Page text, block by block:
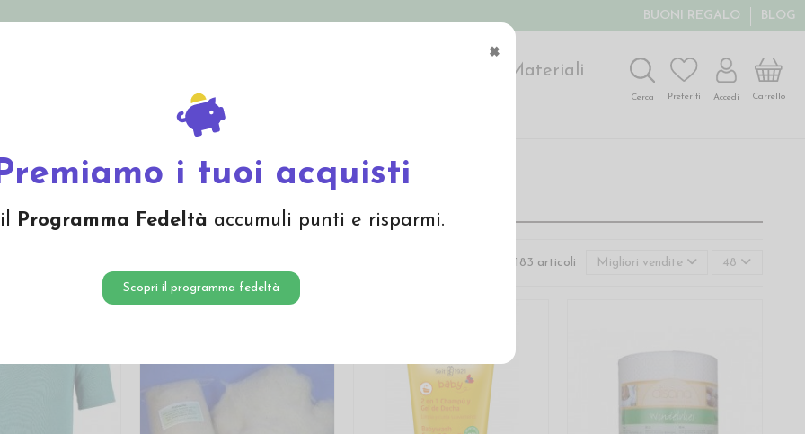
×
i tuoi acquisti
Programma Fedeltà accumuli punti e risparmi.
Scopri il programma fedeltà
BUONI REGALO BLOG
Materiali
Offerte
Cerca Preferiti Accedi Carrello
Visualizzati 49-96 su 1183 articoli Migliori vendite 48